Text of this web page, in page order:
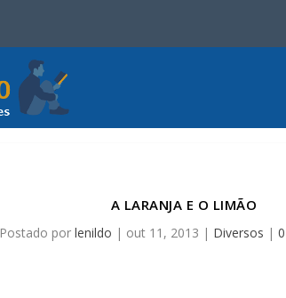
A LARANJA E O LIMÃO
Postado porlenildo | out 11, 2013 | Diversos |0